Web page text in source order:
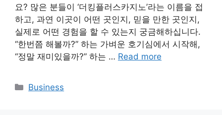
요? 많은 분들이 ‘더킹플러스카지노’라는 이름을 접
하고, 과연 이곳이 어떤 곳인지, 믿을 만한 곳인지,
실제로 어떤 경험을 할 수 있는지 궁금해하십니다.
“한번쯤 해볼까?” 하는 가벼운 호기심에서 시작해,
“정말 재미있을까?” 하는 … Read more
Categories
Business